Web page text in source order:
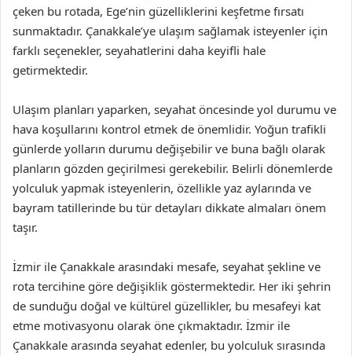
çeken bu rotada, Ege’nin güzelliklerini keşfetme fırsatı
sunmaktadır. Çanakkale’ye ulaşım sağlamak isteyenler için
farklı seçenekler, seyahatlerini daha keyifli hale
getirmektedir.
Ulaşım planları yaparken, seyahat öncesinde yol durumu ve
hava koşullarını kontrol etmek de önemlidir. Yoğun trafikli
günlerde yolların durumu değişebilir ve buna bağlı olarak
planların gözden geçirilmesi gerekebilir. Belirli dönemlerde
yolculuk yapmak isteyenlerin, özellikle yaz aylarında ve
bayram tatillerinde bu tür detayları dikkate almaları önem
taşır.
İzmir ile Çanakkale arasındaki mesafe, seyahat şekline ve
rota tercihine göre değişiklik göstermektedir. Her iki şehrin
de sunduğu doğal ve kültürel güzellikler, bu mesafeyi kat
etme motivasyonu olarak öne çıkmaktadır. İzmir ile
Çanakkale arasında seyahat edenler, bu yolculuk sırasında